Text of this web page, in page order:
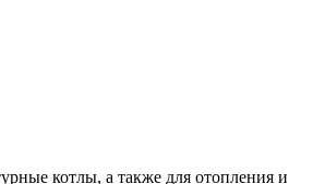
котлы, а также для отопления и